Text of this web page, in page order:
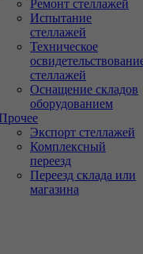
Ремонт стеллажей
Испытание
стеллажей
Техническое
стеллажей
Оснащение складов
оборудованием
Экспорт стеллажей
Комплексный
переезд
Переезд склада или
магазина